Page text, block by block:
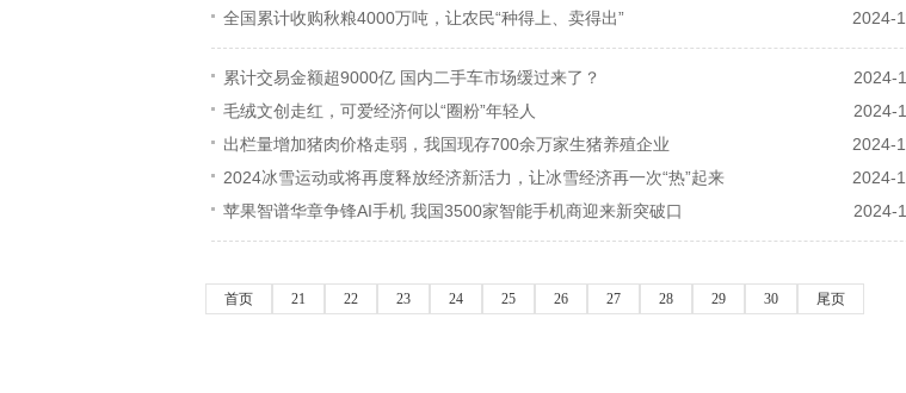
2024-
全国累计收购秋粮4000万吨，让农民“种得上、卖得出”
2024-
累计交易金额超9000亿 国内二手车市场缓过来了？
2024-
毛绒文创走红，可爱经济何以“圈粉”年轻人
2024-
出栏量增加猪肉价格走弱，我国现存700余万家生猪养殖企业
2024-
2024冰雪运动或将再度释放经济新活力，让冰雪经济再一次“热”起来
2024-
苹果智谱华章争锋AI手机 我国3500家智能手机商迎来新突破口
首页 21 22 23 24 25 26 27 28 29 30 尾页